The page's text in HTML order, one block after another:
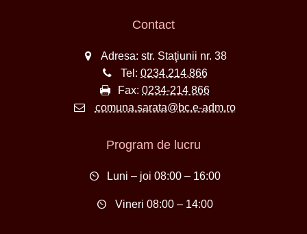
Contact
Adresa: str. Staţiunii nr. 38
Tel: 0234.214.866
Fax: 0234-214 866
comuna.sarata@bc.e-adm.ro
Program de lucru
Luni – joi 08:00 – 16:00
Vineri 08:00 – 14:00